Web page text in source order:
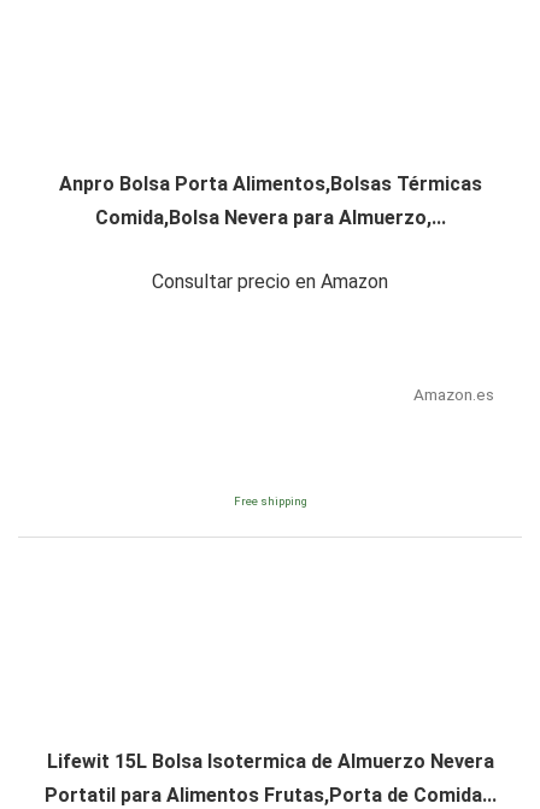
Anpro Bolsa Porta Alimentos,Bolsas Térmicas
Comida,Bolsa Nevera para Almuerzo,...
Consultar precio en Amazon
Amazon.es
Free shipping
Lifewit 15L Bolsa Isotermica de Almuerzo Nevera
Portatil para Alimentos Frutas,Porta de Comida...